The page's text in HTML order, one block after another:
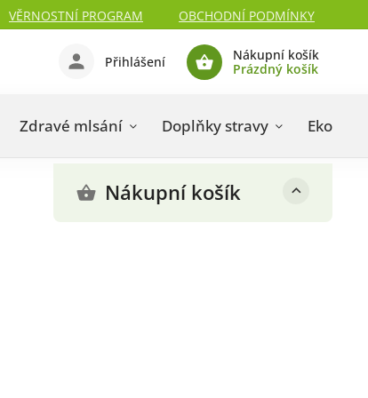
VĚRNOSTNÍ PROGRAM OBCHODNÍ PODMÍNKY
Nákupní košík
Prázdný košík
Přihlášení
Zdravé mlsání Doplňky stravy Eko
Nákupní košík